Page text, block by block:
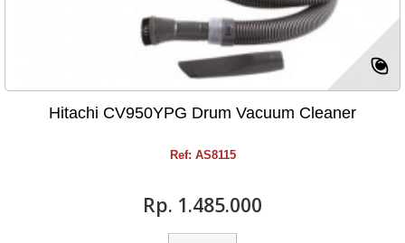
Hitachi CV950YPG Drum Vacuum Cleaner
Ref: AS8115
Rp‎. 1.485.000